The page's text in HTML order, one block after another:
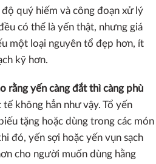
quý hiếm và công đoạn xử lý
có thể là yến thật, nhưng giá
một loại nguyên tổ đẹp hơn, ít
kỹ hơn.
rằng yến càng đắt thì càng phù
tế không hẳn như vậy. Tổ yến
tặng hoặc dùng trong các món
đó, yến sợi hoặc yến vụn sạch
cho người muốn dùng hằng